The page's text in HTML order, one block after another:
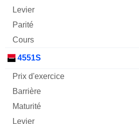
4551S